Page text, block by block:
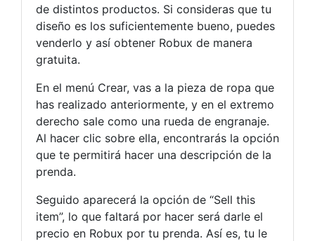
de distintos productos. Si consideras que tu
diseño es los suficientemente bueno, puedes
venderlo y así obtener Robux de manera
gratuita.
En el menú Crear, vas a la pieza de ropa que
has realizado anteriormente, y en el extremo
derecho sale como una rueda de engranaje.
Al hacer clic sobre ella, encontrarás la opción
que te permitirá hacer una descripción de la
prenda.
Seguido aparecerá la opción de “Sell this
item”, lo que faltará por hacer será darle el
precio en Robux por tu prenda. Así es, tu le